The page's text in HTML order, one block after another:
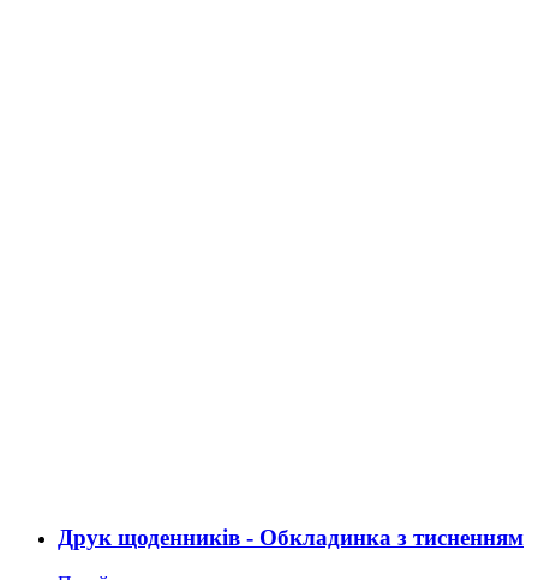
Друк щоденників - Обкладинка з тисненням